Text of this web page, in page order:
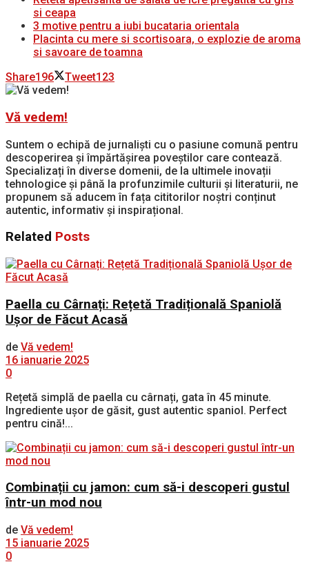
si ceapa
3 motive pentru a iubi bucataria orientala
Placinta cu mere si scortisoara, o explozie de aroma
si savoare de toamna
Share196 Tweet123
Vă vedem!
Suntem o echipă de jurnaliști cu o pasiune comună pentru
descoperirea și împărtășirea poveștilor care contează.
Specializați în diverse domenii, de la ultimele inovații
tehnologice și până la profunzimile culturii și literaturii, ne
propunem să aducem în fața cititorilor noștri conținut
autentic, informativ și inspirațional.
Related Posts
Paella cu Cârnați: Rețetă Tradițională Spaniolă
Ușor de Făcut Acasă
de Vă vedem!
16 ianuarie 2025
0
Rețetă simplă de paella cu cârnați, gata în 45 minute.
Ingrediente ușor de găsit, gust autentic spaniol. Perfect
pentru cină!...
Combinații cu jamon: cum să-i descoperi gustul
într-un mod nou
de Vă vedem!
15 ianuarie 2025
0